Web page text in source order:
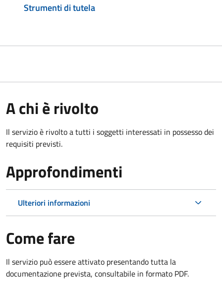
Strumenti di tutela
A chi è rivolto
Il servizio è rivolto a tutti i soggetti interessati in possesso dei
requisiti previsti.
Approfondimenti
Ulteriori informazioni
Come fare
Il servizio può essere attivato presentando tutta la
documentazione prevista, consultabile in formato PDF.